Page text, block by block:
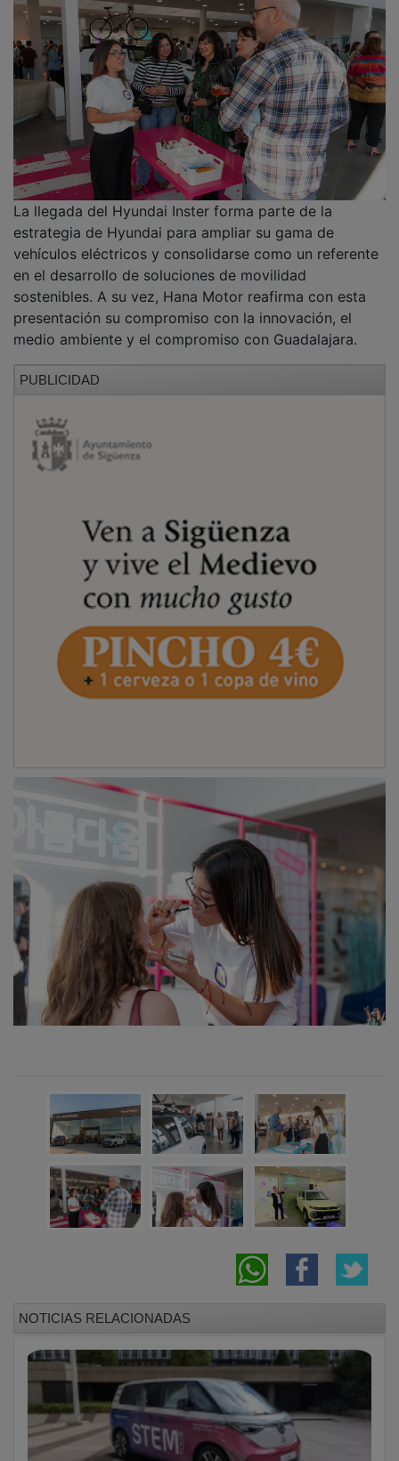
La llegada del Hyundai Inster forma parte de la
estrategia de Hyundai para ampliar su gama de
vehículos eléctricos y consolidarse como un referente
en el desarrollo de soluciones de movilidad
sostenibles. A su vez, Hana Motor reafirma con esta
presentación su compromiso con la innovación, el
medio ambiente y el compromiso con Guadalajara.
PUBLICIDAD
NOTICIAS RELACIONADAS